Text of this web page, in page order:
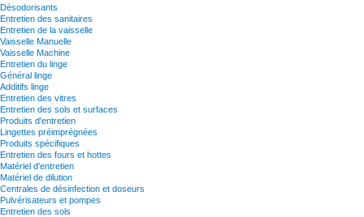
Désodorisants
Entretien des sanitaires
Entretien de la vaisselle
Vaisselle Manuelle
Vaisselle Machine
Entretien du linge
Général linge
Additifs linge
Entretien des vitres
Entretien des sols et surfaces
Produits d'entretien
Lingettes préimprégnées
Produits spécifiques
Entretien des fours et hottes
Matériel d'entretien
Matériel de dilution
Centrales de désinfection et doseurs
Pulvérisateurs et pompes
Entretien des sols